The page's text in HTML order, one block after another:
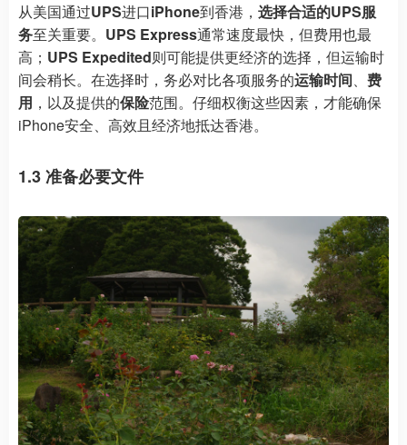
从美国通过UPS进口iPhone到香港， 选择合适的UPS服
务至关重要。 UPS Express通常速度最快，但费用也最
高； UPS Expedited则可能提供更经济的选择，但运输时
间会稍长。在选择时，务必对比各项服务的运输时间、 费
用 ，以及提供的保险范围。仔细权衡这些因素，才能确保
iPhone安全、高效且经济地抵达香港。
1.3 准备必要文件